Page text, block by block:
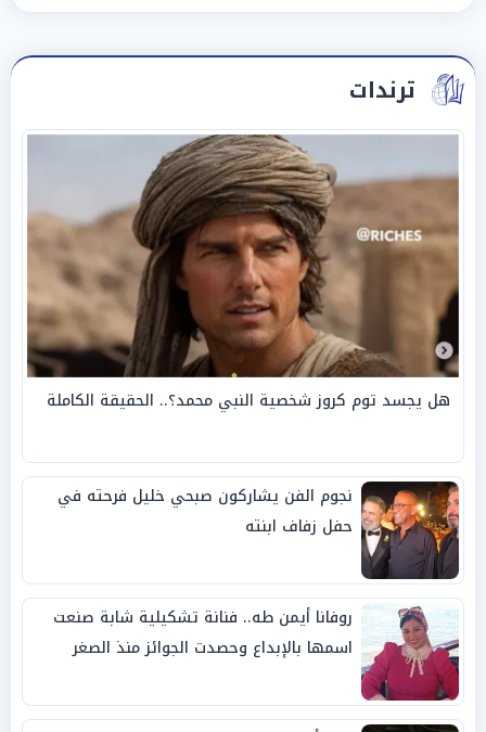
ترندات
هل يجسد توم كروز شخصية النبي محمد؟.. الحقيقة الكاملة
نجوم الفن يشاركون صبحي خليل فرحته في
حفل زفاف ابنته
روفانا أيمن طه.. فنانة تشكيلية شابة صنعت
اسمها بالإبداع وحصدت الجوائز منذ الصغر